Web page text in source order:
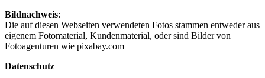
Bildnachweis:
Die auf diesen Webseiten verwendeten Fotos stammen entweder aus
eigenem Fotomaterial, Kundenmaterial, oder sind Bilder von
Fotoagenturen wie pixabay.com
Datenschutz